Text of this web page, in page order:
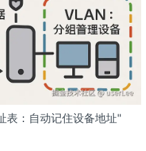
表：自动记住设备地址"